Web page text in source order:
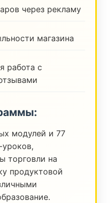
через рекламу
магазина
работа с
модулей и 77
уроков,
торговли на
продуктовой